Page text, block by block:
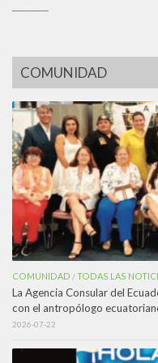
COMUNIDAD
COMUNIDAD /TODAS LAS
La Agencia Consular del
con el antropólogo
2026-07-22